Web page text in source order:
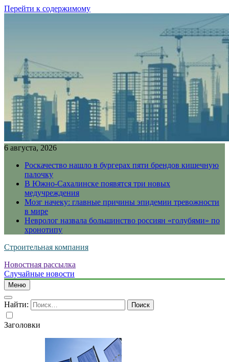
Перейти к содержимому
6 августа, 2026
Роскачество нашло в бургерах пяти брендов кишечную
палочку
В Южно-Сахалинске появятся три новых
медучреждения
Мозг начеку: главные причины эпидемии тревожности
в мире
Невролог назвала большинство россиян «голубями» по
хронотипу
Строительная компания
Новостная рассылка
Случайные новости
Меню
Найти:
Заголовки